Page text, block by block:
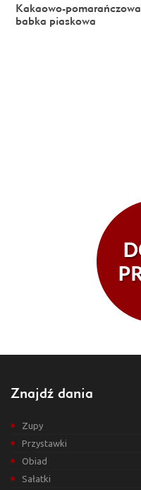
Kakaowo-pomarańczowa
babka piaskowa
Znajdź dania
Zupy
Przystawki
Obiad
Sałatki